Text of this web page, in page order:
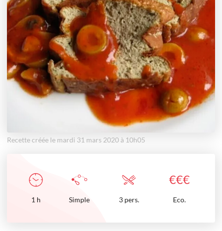
Recette créée le mardi 31 mars 2020 à 10h05
€€€
1 h Simple 3 pers. Eco.